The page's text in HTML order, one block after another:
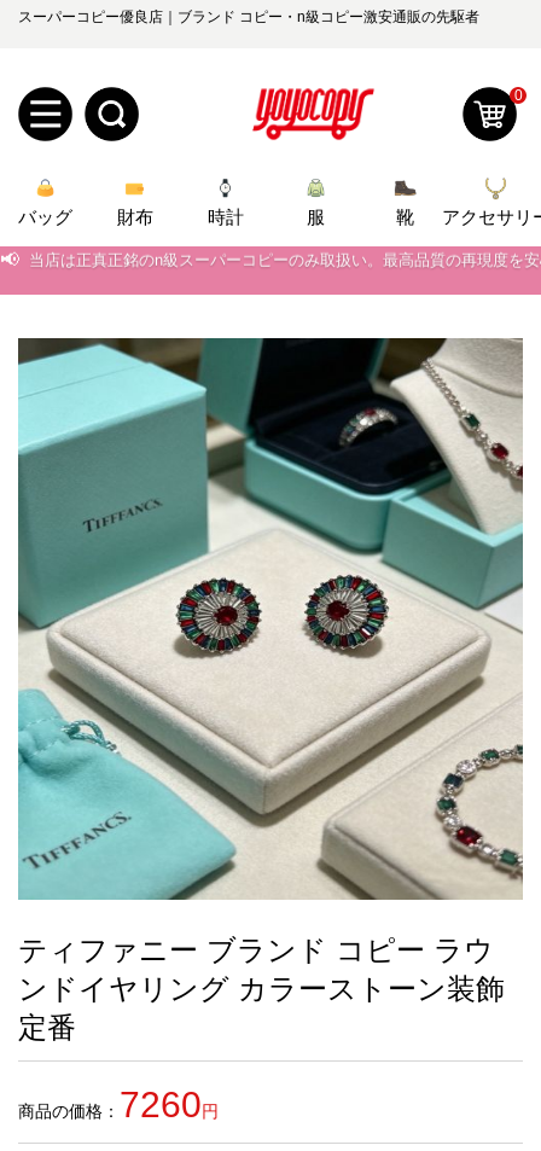
スーパーコピー優良店｜ブランド コピー・n級コピー激安通販の先駆者
規
ユ
ー
ロ
グ
オ
ー
管
お
せ
2026人気特集
バッグ
財布
時計
服
ズボン
衣装セット
靴
住まい用品
アクセサリー
ベルト
スカーフ
アイフォーンケ
ース
小物
お
す
す
め
商
0
バッグ 財布 時計 服 靴 アクセサリ
📢 当店は正真正銘のn級スーパーコピーのみ取扱い。最高品質の再現度を
当店は正真正銘のn級スーパーコピーのみ取扱い。最高品質の再現度を
2026春の新作続々更新中！期間中のご注文でお得な割引をご利用いただ
新作入荷！ルイ・ヴィトンスーパーコピー バッグ最新モデルが登場。
ティファニー ブランド コピー ラウ
ンドイヤリング カラーストーン装飾
定番
商品の価格： 7260円